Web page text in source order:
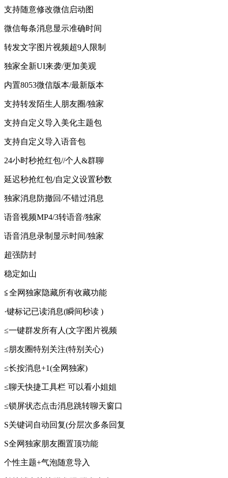
支持随意修改微信启动图
微信每条消息显示准确时间
转发文字图片视频超9人限制
独家全新UI来袭/更加美观
内置8053微信版本/最新版本
支持转发陌生人朋友圈/独家
支持自定义导入美化主题包
支持自定义导入语音包
24小时秒抢红包//个人&群聊
延迟秒抢红包/自定义设置秒数
独家消息防撤回/不错过消息
语音视频MP4/3转语音/独家
语音消息录制显示时间/独家
超强防封
稳定如山
≦全网独家隐藏所有收藏功能
·键标记已读消息(瞬间秒读 )
≤一键群发所有人(文字图片视频
≤朋友圈特别关注(特别关心)
≤长按消息+1(全网独家)
≤聊天快捷工具栏 可以看小姐姐
≤锁屏状态点击消息跳转聊天窗口
S关键词自动回复(分层次多条回复
S全网独家朋友圈置顶功能
个性主题+气泡随意导入